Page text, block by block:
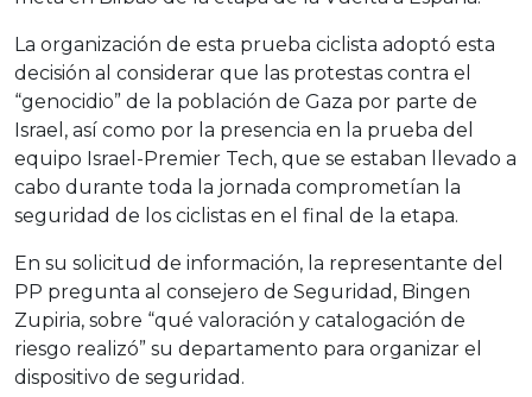
La organización de esta prueba ciclista adoptó esta
decisión al considerar que las protestas contra el
“genocidio” de la población de Gaza por parte de
Israel, así como por la presencia en la prueba del
equipo Israel-Premier Tech, que se estaban llevado a
cabo durante toda la jornada comprometían la
seguridad de los ciclistas en el final de la etapa.
En su solicitud de información, la representante del
PP pregunta al consejero de Seguridad, Bingen
Zupiria, sobre “qué valoración y catalogación de
riesgo realizó” su departamento para organizar el
dispositivo de seguridad.